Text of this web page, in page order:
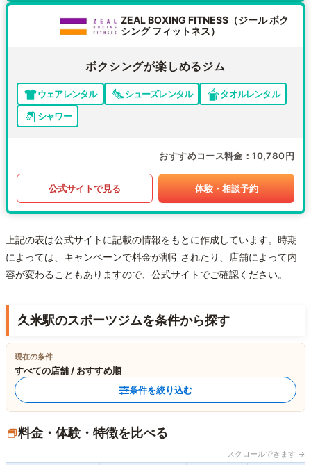
ZEAL BOXING FITNESS（ジール ボク
シング フィットネス）
ボクシングが楽しめるジム
ウェアレンタル シューズレンタル
タオルレンタル
シャワー
おすすめコース料金 10,780円
公式サイトで見る 体験・相談予約
上記の表は公式サイトに記載の情報をもとに作成しています。時期
によっては、キャンペーンで料金が割引されたり、店舗によって内
容が変わることもありますので、公式サイトでご確認ください。
久米駅のスポーツジムを条件から探す
現在の条件
すべての店舗 / おすすめ順
条件を絞り込む
料金・体験・特徴を比べる
スクロールできます →